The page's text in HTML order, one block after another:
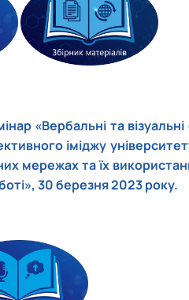
«Вербальні та візуальні
іміджу
мережах та їх
30 березня 2023 року.